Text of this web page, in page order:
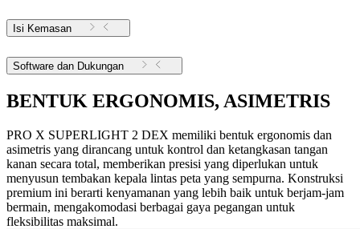
Isi Kemasan
Software dan Dukungan
BENTUK ERGONOMIS, ASIMETRIS
PRO X SUPERLIGHT 2 DEX memiliki bentuk ergonomis dan
asimetris yang dirancang untuk kontrol dan ketangkasan tangan
kanan secara total, memberikan presisi yang diperlukan untuk
menyusun tembakan kepala lintas peta yang sempurna. Konstruksi
premium ini berarti kenyamanan yang lebih baik untuk berjam-jam
bermain, mengakomodasi berbagai gaya pegangan untuk
fleksibilitas maksimal.